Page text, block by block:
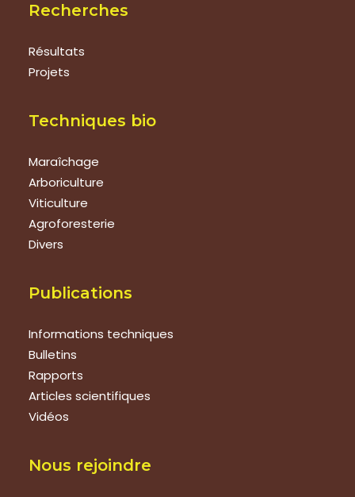
Recherches
Résultats
Projets
Techniques bio
Maraîchage
Arboriculture
Viticulture
Agroforesterie
Divers
Publications
Informations techniques
Bulletins
Rapports
Articles scientifiques
Vidéos
Nous rejoindre